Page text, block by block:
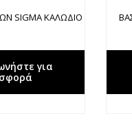
SIGMA ΚΑΛΩΔΙΟ
για